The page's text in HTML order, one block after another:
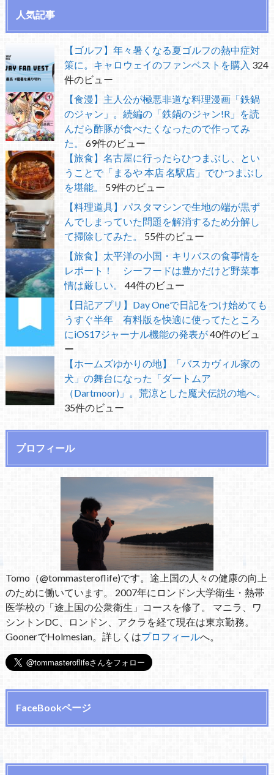
人気記事
【ゴルフ】年々暑くなる夏ゴルフの熱中症対
策に。キャロウェイのファンベストを購入 324
件のビュー
【食漫】主人公が極悪非道な料理漫画「鉄鍋
のジャン」。続編の「鉄鍋のジャン!R」を読
んだら酢豚が食べたくなったので作ってみ
た。
69件のビュー
【旅食】名古屋に行ったらひつまぶし、とい
うことで「まるや 本店 名駅店」でひつまぶし
を堪能。
59件のビュー
【料理道具】パスタマシンで生地の端が黒ず
んでしまっていた問題を解消するため分解し
て掃除してみた。
55件のビュー
【旅食】太平洋の小国・キリバスの食事情を
レポート！ シーフードは豊かだけど野菜事
情は厳しい。
44件のビュー
【日記アプリ】Day Oneで日記をつけ始めても
うすぐ半年 有料版を快適に使ってたところ
にiOS17ジャーナル機能の発表が40件のビュ
ー
【ホームズゆかりの地】「バスカヴィル家の
犬」の舞台になった「ダートムア
（Dartmoor)」。荒涼とした魔犬伝説の地へ。
35件のビュー
プロフィール
Tomo（@tommasteroflife)です。途上国の人々の健康の向上
のために働いています。 2007年にロンドン大学衛生・熱帯
医学校の「途上国の公衆衛生」コースを修了。 マニラ、ワ
シントンDC、ロンドン、アクラを経て現在は東京勤務。
GoonerでHolmesian。詳しくはプロフィールへ。
FaceBookページ